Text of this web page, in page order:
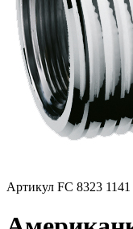
Артикул FC 8323 1141